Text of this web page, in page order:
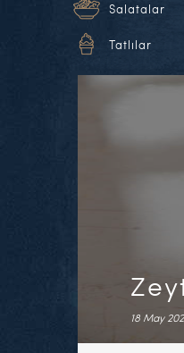
Salatalar
Tatlılar
18 May